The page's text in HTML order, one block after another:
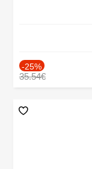
-25%
35.54€